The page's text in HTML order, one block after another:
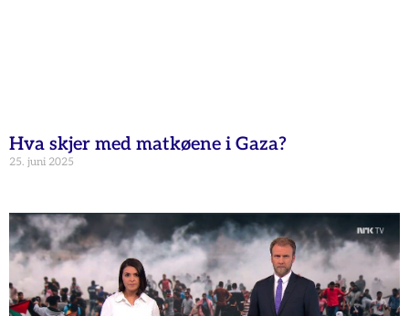
Hva skjer med matkøene i Gaza?
25. juni 2025